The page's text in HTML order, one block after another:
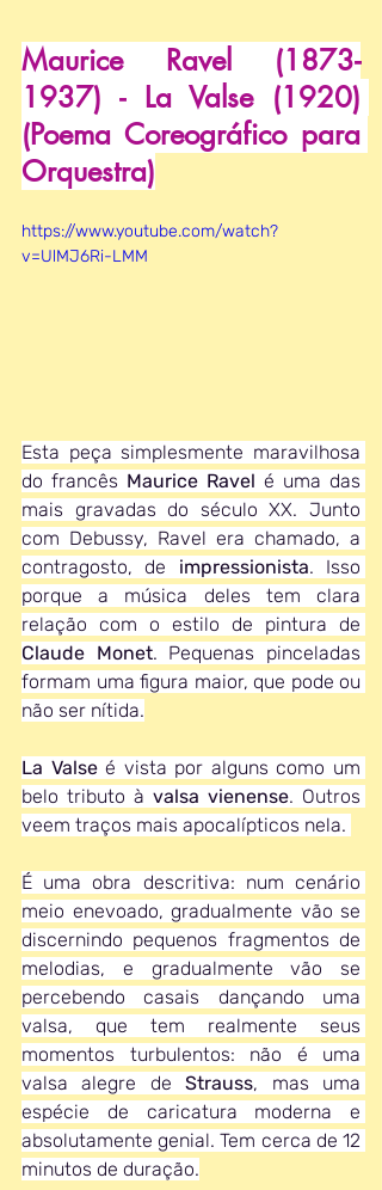
Maurice Ravel (1873-
1937) - La Valse (1920)
(Poema Coreográfico para
Orquestra)
https://www.youtube.com/watch?
v=UlMJ6Ri-LMM
Esta peça simplesmente maravilhosa
do francês Maurice Ravel é uma das
mais gravadas do século XX. Junto
com Debussy, Ravel era chamado, a
contragosto, de impressionista. Isso
porque a música deles tem clara
Claude Monet. Pequenas pinceladas
formam uma figura maior, que pode ou
não ser nítida.
La Valse é vista por alguns como um
belo tributo à valsa vienense. Outros
veem traços mais apocalípticos nela.
É uma obra descritiva: num cenário
meio enevoado, gradualmente vão se
discernindo pequenos fragmentos de
melodias, e gradualmente vão se
percebendo casais dançando uma
valsa, que tem realmente seus
momentos turbulentos: não é uma
valsa alegre de Strauss, mas uma
espécie de caricatura moderna e
absolutamente genial. Tem cerca de 12
minutos de duração.